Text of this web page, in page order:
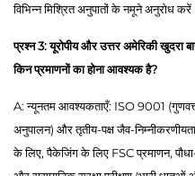
विभिन्न मिश्रित अनुपातों के नमूने अनुरोध
प्रश्न 3: यूरोपीय और उत्तर अमेरिकी खुदरा
किन प्रमाणनों का होना आवश्यक है?
A: न्यूनतम आवश्यकताएँ: ISO 9001
अनुपालन) और तृतीय-पक्ष जैव-
के लिए, पैकेजिंग के लिए FSC प्रमाणन,